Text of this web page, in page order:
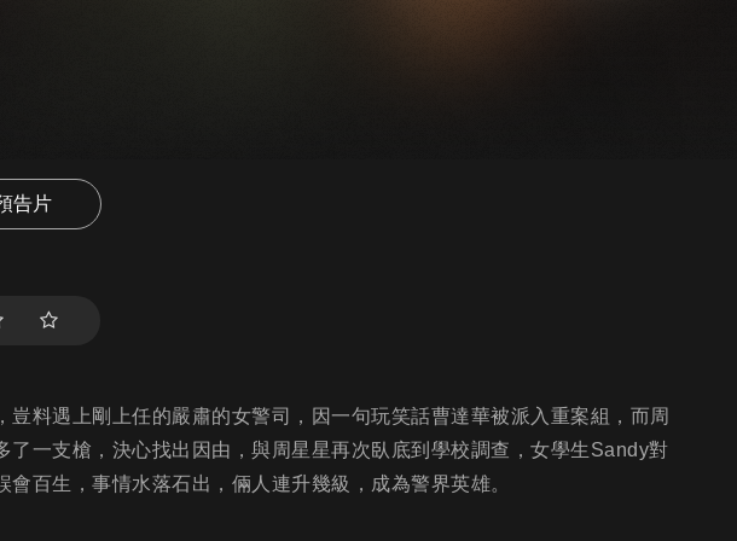
告片
豈料遇上剛上任的嚴肅的女警司，因一句玩笑話曹達華被派入重案組，而周
了一支槍，決心找出因由，與周星星再次臥底到學校調查，女學生Sandy對
百生，事情水落石出，倆人連升幾級，成為警界英雄。